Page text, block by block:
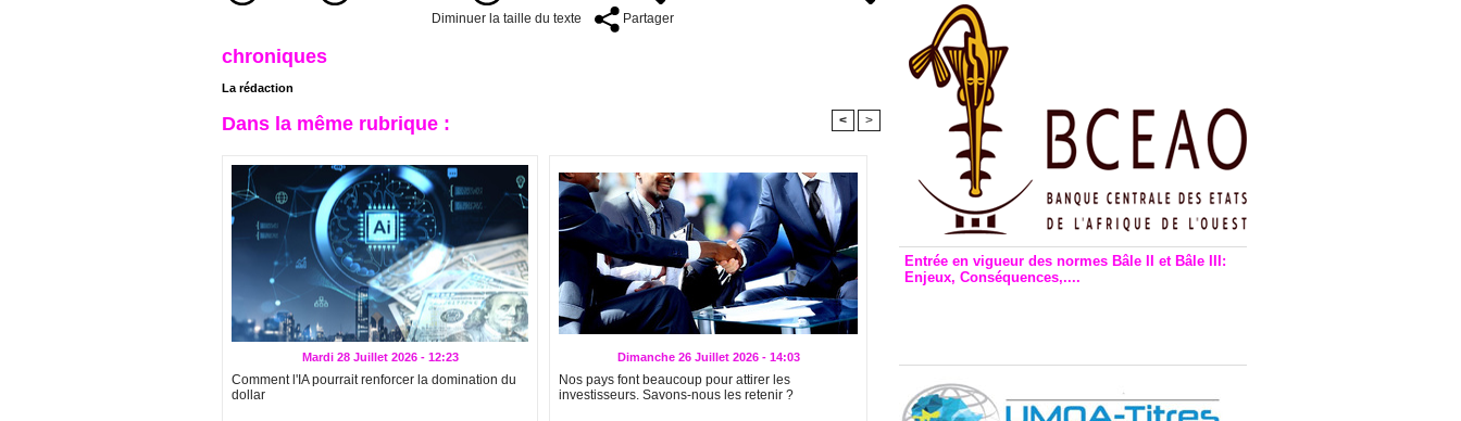
Diminuer la taille du texte
Partager
chroniques
La rédaction
Dans la même rubrique : < >
Mardi 28 Juillet 2026 - 12:23
Comment l'IA pourrait renforcer la domination du
dollar
Dimanche 26 Juillet 2026 - 14:03
Nos pays font beaucoup pour attirer les
investisseurs. Savons-nous les retenir ?
Entrée en vigueur des normes Bâle II et Bâle III:
Enjeux, Conséquences,....